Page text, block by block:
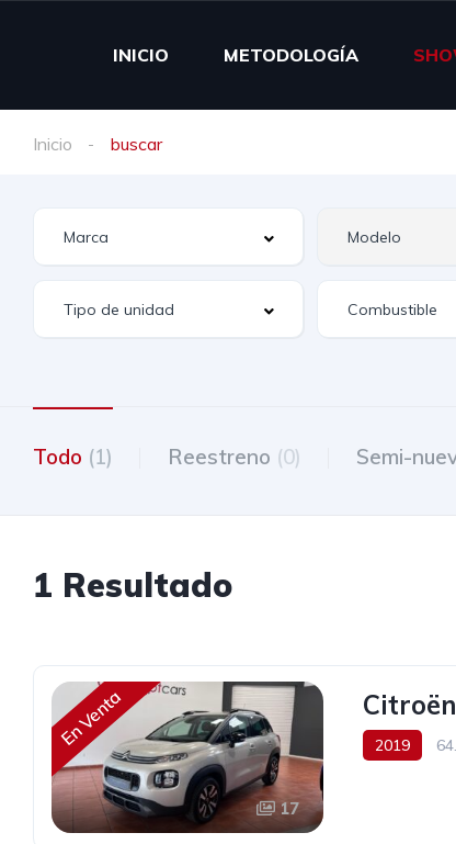
INICIO METODOLOGÍA
Inicio buscar
Todo (1) Reestreno (0) Semi-
1 Resultado
En Venta
17
2019